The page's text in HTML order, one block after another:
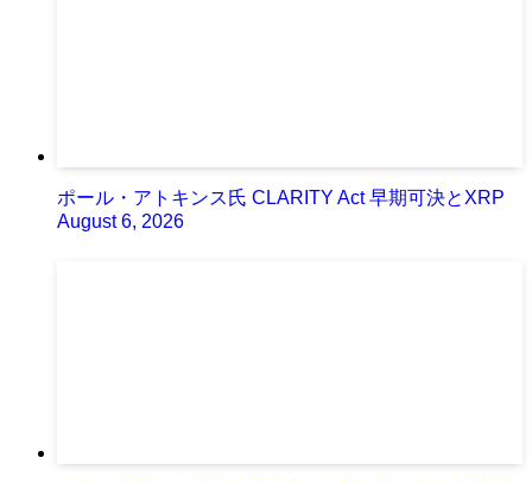
ポール・アトキンス氏 CLARITY Act 早期可決とXRP
August 6, 2026